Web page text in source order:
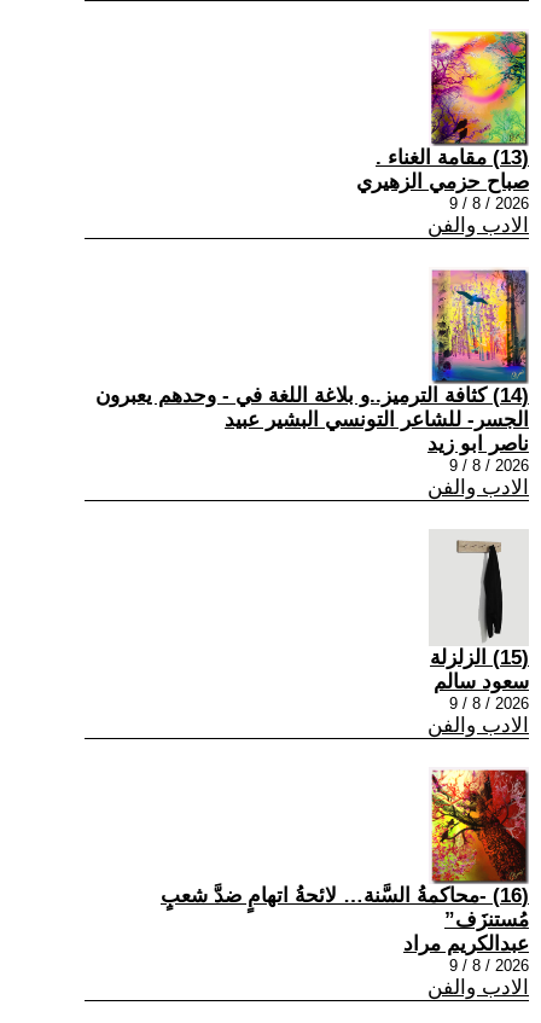
(13) مقامة الغناء .
صباح حزمي الزهيري
2026 / 8 / 9
الادب والفن
(14) كثافة الترميز..و بلاغة اللغة في - وحدهم يعبرون
الجسر- للشاعر التونسي البشير عبيد
ناصر ابو زيد
2026 / 8 / 9
الادب والفن
(15) الزلزلة
سعود سالم
2026 / 8 / 9
الادب والفن
(16) -محاكمةُ السَّنة… لائحةُ اتهامٍ ضدَّ شعبٍ
مُستنزَف”
عبدالكريم مراد
2026 / 8 / 9
الادب والفن